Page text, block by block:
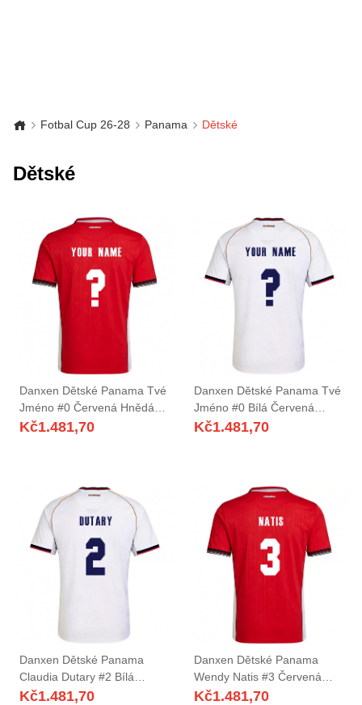
Fotbal Cup 26-28 Panama Dětské
Dětské
Danxen Dětské Panama Tvé
Jméno #0 Červená Hnědá
Bílá Domů Hráčské Dresy
Kč1.481,70
Danxen Dětské Panama Tvé
Jméno #0 Bílá Červená
Daleko Hráčské Dresy 26-28
Kč1.481,70
Danxen Dětské Panama
Claudia Dutary #2 Bílá
Červená Daleko Hráčské
Kč1.481,70
Danxen Dětské Panama
Wendy Natis #3 Červená
Hnědá Bílá Domů Hráčské
Kč1.481,70